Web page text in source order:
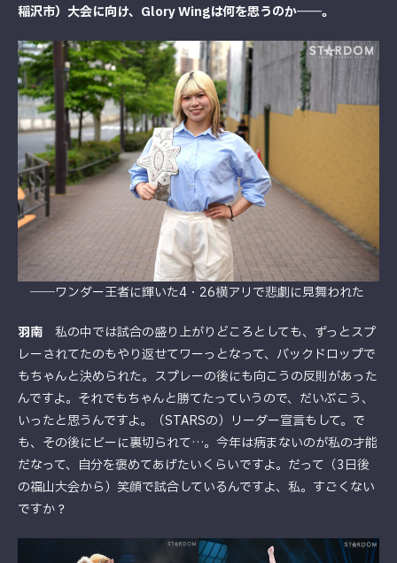
稲沢市）大会に向け、Glory Wingは何を思うのか――。
――ワンダー王者に輝いた4・26横アリで悲劇に見舞われた
羽南 私の中では試合の盛り上がりどころとしても、ずっとスプ
レーされてたのもやり返せてワーっとなって、バックドロップで
もちゃんと決められた。スプレーの後にも向こうの反則があった
んですよ。それでもちゃんと勝てたっていうので、だいぶこう、
いったと思うんですよ。（STARSの）リーダー宣言もして。で
も、その後にビーに裏切られて…。今年は病まないのが私の才能
だなって、自分を褒めてあげたいくらいですよ。だって（3日後
の福山大会から）笑顔で試合しているんですよ、私。すごくない
ですか？